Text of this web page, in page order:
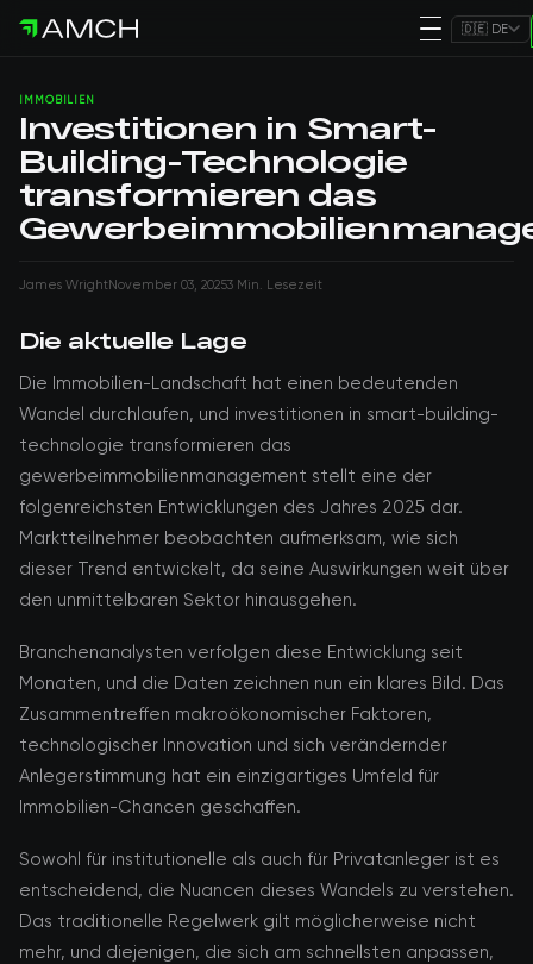
🇩🇪 DE
IMMOBILIEN
Investitionen in Smart-
Building-Technologie
transformieren das
James WrightNovember 03, 20253 Min. Lesezeit
Die aktuelle Lage
Die Immobilien-Landschaft hat einen bedeutenden
Wandel durchlaufen, und investitionen in smart-building-
technologie transformieren das
gewerbeimmobilienmanagement stellt eine der
folgenreichsten Entwicklungen des Jahres 2025 dar.
Marktteilnehmer beobachten aufmerksam, wie sich
dieser Trend entwickelt, da seine Auswirkungen weit über
den unmittelbaren Sektor hinausgehen.
Branchenanalysten verfolgen diese Entwicklung seit
Monaten, und die Daten zeichnen nun ein klares Bild. Das
Zusammentreffen makroökonomischer Faktoren,
technologischer Innovation und sich verändernder
Anlegerstimmung hat ein einzigartiges Umfeld für
Immobilien-Chancen geschaffen.
Sowohl für institutionelle als auch für Privatanleger ist es
entscheidend, die Nuancen dieses Wandels zu verstehen.
Das traditionelle Regelwerk gilt möglicherweise nicht
mehr, und diejenigen, die sich am schnellsten anpassen,